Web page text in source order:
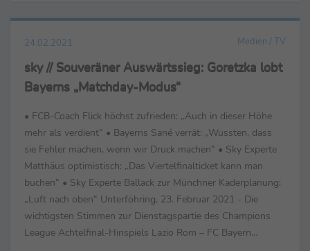
24.02.2021 Medien / TV
sky // Souveräner Auswärtssieg: Goretzka lobt
Bayerns „Matchday-Modus“
• FCB-Coach Flick höchst zufrieden: „Auch in dieser Höhe
mehr als verdient“ • Bayerns Sané verrät: „Wussten, dass
sie Fehler machen, wenn wir Druck machen“ • Sky Experte
Matthäus optimistisch: „Das Viertelfinalticket kann man
buchen“ • Sky Experte Ballack zur Münchner Kaderplanung:
„Luft nach oben“ Unterföhring, 23. Februar 2021 - Die
wichtigsten Stimmen zur Dienstagspartie des Champions
League Achtelfinal-Hinspiels Lazio Rom – FC Bayern